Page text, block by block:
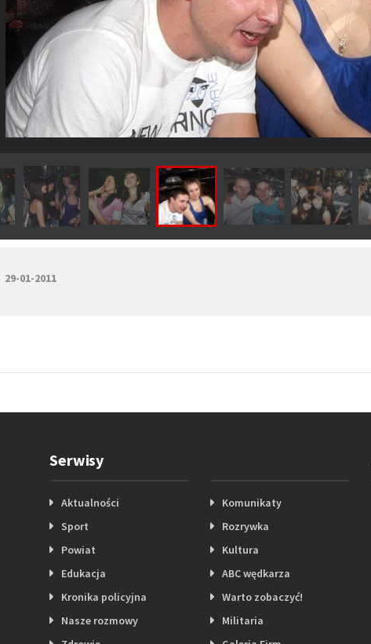
29-01-2011
Serwisy
Aktualności
Sport
Powiat
Edukacja
Kronika policyjna
Nasze rozmowy
Komunikaty
Rozrywka
Kultura
ABC wędkarza
Warto zobaczyć!
Militaria